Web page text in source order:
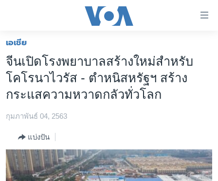
ต่อ
ข้าม
ไป
เนื้อหา
หลัก
ไป
ข้าม
ไป
โลก
เอเชีย
ไทย
ธุรกิจ
วิทยาศาสตร์
สังคมและสุขภาพ
เอเชีย
จีนเปิดโรงพยาบาลสร้างใหม่สำหรับ
โคโรนาไวรัส - ตำหนิสหรัฐฯ สร้าง
กระแสความหวาดกลัวทั่วโลก
กุมภาพันธ์ 04, 2563
แบ่งปัน